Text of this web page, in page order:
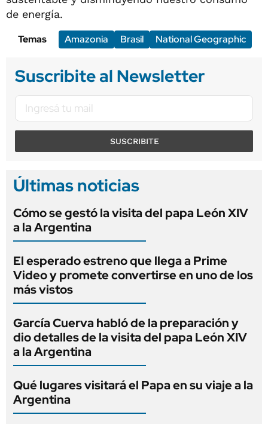
de energía.
Temas
Amazonia Brasil National Geographic
Suscribite al Newsletter
SUSCRIBITE
Últimas noticias
Cómo se gestó la visita del papa León XIV
a la Argentina
El esperado estreno que llega a Prime
Video y promete convertirse en uno de los
más vistos
García Cuerva habló de la preparación y
dio detalles de la visita del papa León XIV
a la Argentina
Qué lugares visitará el Papa en su viaje a la
Argentina